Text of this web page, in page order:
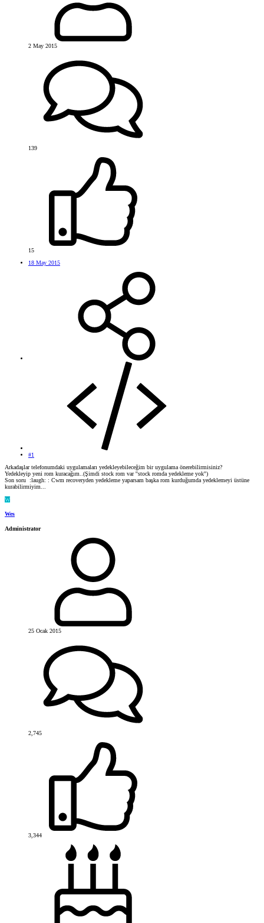
2 May 2015
139
15
18 May 2015
#1
Arkadaşlar telefonumdaki uygulamaları yedekleyebileceğim bir uygulama önerebilirmisiniz?
Yedekleyip yeni rom kuracağım..(Şimdi stock rom var ''stock romda yedekleme yok'')
Son soru :laugh: : Cwm recoveryden yedekleme yaparsam başka rom kurduğumda yedeklemeyi üstüne
kurabilirmiyim...
W
Wes
Administrator
25 Ocak 2015
2,745
3,344